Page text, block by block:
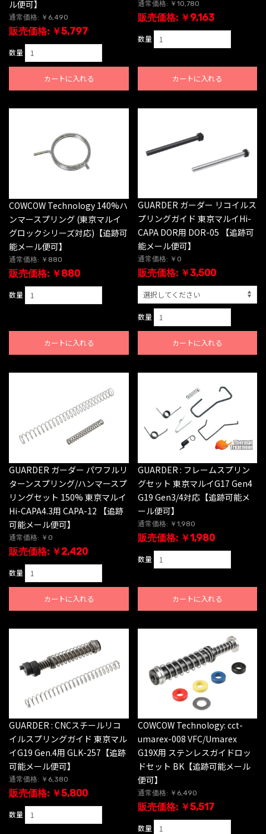
ル便可】
通常価格: ￥6,490
販売価格: ￥5,797
数量
カートに入れる
通常価格: ￥10,780
販売価格: ￥9,163
数量
カートに入れる
COWCOW Technology 140%ハ
ンマースプリング (東京マルイ
グロックシリーズ対応)【追跡可
能メール便可】
通常価格: ￥880
販売価格: ￥880
数量
カートに入れる
GUARDER ガーダー リコイルス
プリングガイド 東京マルイHi-
CAPA DOR用 DOR-05 【追跡可
能メール便可】
通常価格: ￥0
販売価格: ￥3,500
数量
カートに入れる
GUARDER ガーダー パワフルリ
ターンスプリング/ハンマースプ
リングセット 150% 東京マルイ
Hi-CAPA4.3用 CAPA-12 【追跡
可能メール便可】
通常価格: ￥0
販売価格: ￥2,420
数量
カートに入れる
GUARDER : フレームスプリン
グセット 東京マルイG17 Gen4
G19 Gen3/4対応【追跡可能メ
ール便可】
通常価格: ￥1,980
販売価格: ￥1,980
数量
カートに入れる
GUARDER : CNCスチールリコ
イルスプリングガイド 東京マル
イG19 Gen.4用 GLK-257【追跡
可能メール便可】
通常価格: ￥6,380
販売価格: ￥5,800
数量
COWCOW Technology: cct-
umarex-008 VFC/Umarex
G19X用 ステンレスガイドロッ
ドセット BK【追跡可能メール
便可】
通常価格: ￥6,490
販売価格: ￥5,517
数量